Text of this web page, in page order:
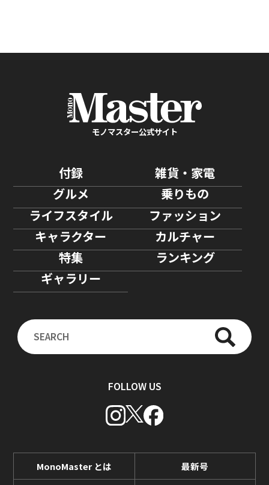
モノマスター公式サイト
付録
雑貨・家電
グルメ
乗りもの
ライフスタイル
ファッション
キャラクター
カルチャー
特集
ランキング
ギャラリー
FOLLOW US
MonoMaster とは 最新号